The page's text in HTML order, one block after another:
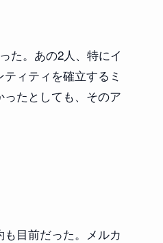
た。あの2人、特にイ
ィティを確立するミ
たとしても、そのア
目前だった。メルカ